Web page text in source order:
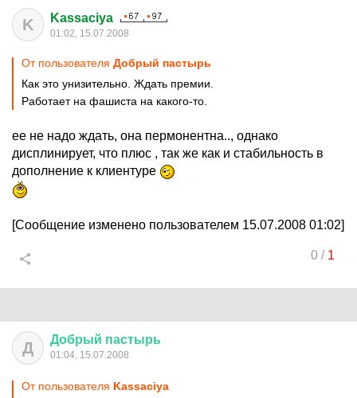
K Kassaciya
01:02, 15.07.2008
От пользователя Добрый пастырь
Как это унизительно. Ждать премии.
Работает на фашиста на какого-то.
ее не надо ждать, она пермонентна.., однако
дисплинирует, что плюс , так же как и стабильность в
дополнение к клиентуре
[Сообщение изменено пользователем 15.07.2008 01:02]
0/ 1
Д Добрый пастырь
01:04, 15.07.2008
От пользователя Kassaciya